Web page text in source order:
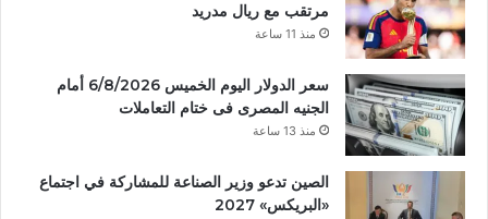
مرتقب مع ريال مدريد
منذ 11 ساعة
سعر الدولار اليوم الخميس 6/8/2026 أمام
الجنيه المصرى فى ختام التعاملات
منذ 13 ساعة
الصين تدعو وزير الصناعة للمشاركة في اجتماع
«البريكس» 2027